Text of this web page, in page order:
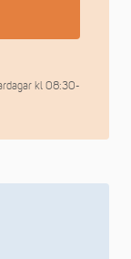
kl 08:30-